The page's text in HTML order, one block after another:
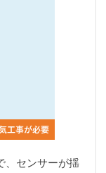
、センサーが揺